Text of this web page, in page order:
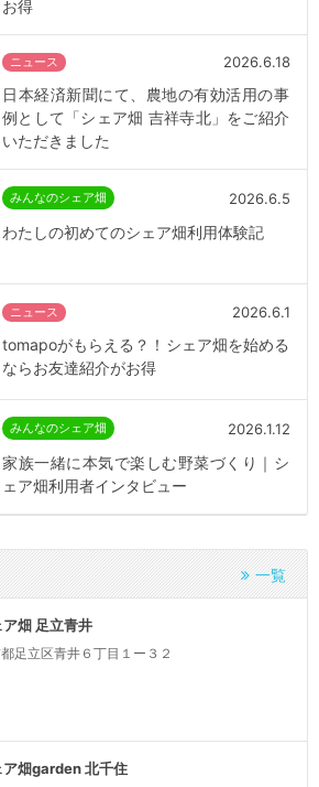
お得
ニュース 2026.6.18
日本経済新聞にて、農地の有効活用の事
例として「シェア畑 吉祥寺北」をご紹介
いただきました
みんなのシェア畑 2026.6.5
わたしの初めてのシェア畑利用体験記
ニュース 2026.6.1
tomapoがもらえる？！シェア畑を始める
ならお友達紹介がお得
みんなのシェア畑 2026.1.12
家族一緒に本気で楽しむ野菜づくり｜シ
ェア畑利用者インタビュー
一覧
ア畑 足立青井
足立区青井６丁目１ー３２
ア畑garden 北千住